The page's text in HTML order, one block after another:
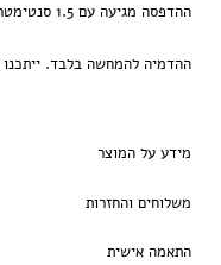
ההדפסה מגיעה עם 1.5 סנטימטרים של שוליים לבנים הנכללים בגודל ההדפסה
ההדמיה להמחשה בלבד. ייתכנו
מידע על המוצר
משלוחים והחזרות
התאמה אישית